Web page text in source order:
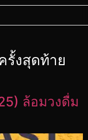
รั้งสุดท้าย
ล้อมวงดื่ม